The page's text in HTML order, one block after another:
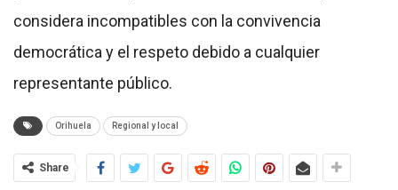
considera incompatibles con la convivencia
democrática y el respeto debido a cualquier
representante público.
Orihuela Regional y local
Share